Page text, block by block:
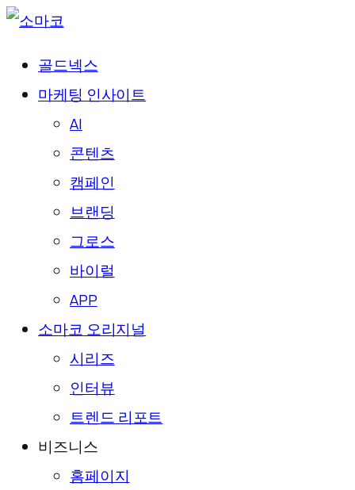
골드넥스
마케팅 인사이트
AI
콘텐츠
캠페인
브랜딩
그로스
바이럴
APP
소마코 오리지널
시리즈
인터뷰
트렌드 리포트
비즈니스
홈페이지